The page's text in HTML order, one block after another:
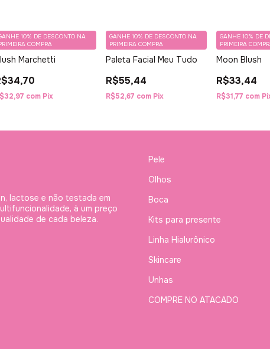
Marchetti
com Pix
10% DE DESCONTO NA
COMPRA
Paleta Facial Meu Tudo
R$55,44
R$52,67 com Pix
GANHE 10% DE DESCONTO NA
PRIMEIRA COMPRA
Moon Blush
R$33,44
R$31,77 com
GANHE 10% DE
PRIMEIRA
lactose e não testada em
à um preço
de cada beleza.
Pele
Olhos
Boca
Kits para presente
Linha Hialurônico
Skincare
Unhas
COMPRE NO ATACADO